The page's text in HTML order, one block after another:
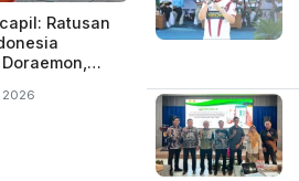
Ratusan
2026